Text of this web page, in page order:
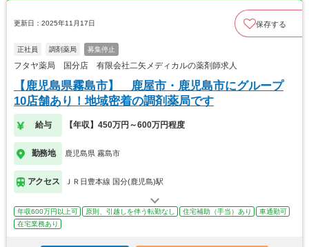
更新日：2025年11月17日 保存する
正社員 調剤薬局 募集停止
フタヤ薬局 国分店 有限会社二矢メディカルの薬剤師求人
【鹿児島県霧島市】 鹿屋市・鹿児島市にグループ
10店舗あり！地域密着の調剤薬局です
給与 【年収】450万円～600万円程度
勤務地 鹿児島県 霧島市
アクセス ＪＲ日豊本線 国分(鹿児島)駅
年収600万円以上可 原則、引越しを伴う転勤なし 住宅補助（手当）あり
車通勤可
在宅業務あり